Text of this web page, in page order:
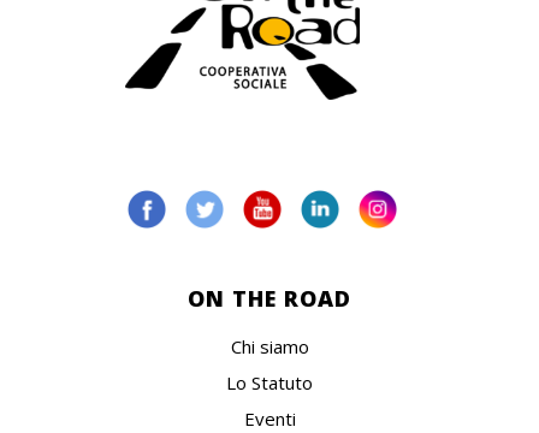
ON THE ROAD
Chi siamo
Lo Statuto
Eventi